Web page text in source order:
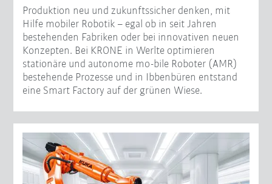
Produktion neu und zukunftssicher denken, mit
Hilfe mobiler Robotik – egal ob in seit Jahren
bestehenden Fabriken oder bei innovativen neuen
Konzepten. Bei KRONE in Werlte optimieren
stationäre und autonome mo-bile Roboter (AMR)
bestehende Prozesse und in Ibbenbüren entstand
eine Smart Factory auf der grünen Wiese.